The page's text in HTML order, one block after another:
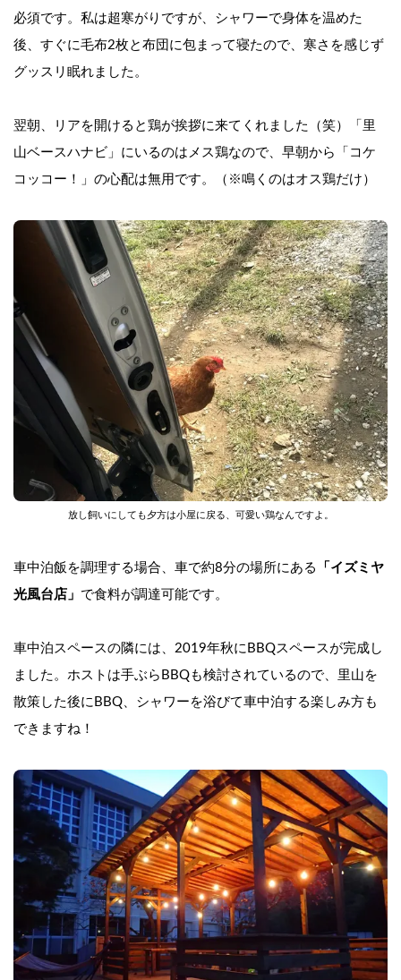
必須です。私は超寒がりですが、シャワーで身体を温めた
後、すぐに毛布2枚と布団に包まって寝たので、寒さを感じず
グッスリ眠れました。
翌朝、リアを開けると鶏が挨拶に来てくれました（笑）
「里
山ベースハナビ」にいるのは メス鶏なので、早朝から「コケ
コッコー！」の心配は無用です。（※鳴くのはオス鶏だけ）
放し飼いにしても夕方は小屋に戻る、可愛い鶏なんですよ。
車中泊飯を調理する場合、車で約8分の場所にある
「イズミヤ
光風台店」 で食料が調達可能です。
車中泊スペースの隣には、2019年秋にBBQスペースが完成し
ました。ホストは手ぶらBBQも検討されているので、里山を
散策した後にBBQ、シャワーを浴びて車中泊する楽しみ方も
できますね！